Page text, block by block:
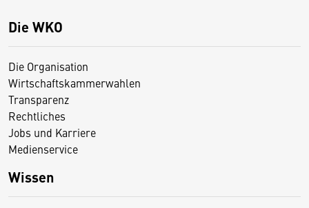
Die WKO
Die Organisation
Wirtschaftskammerwahlen
Transparenz
Rechtliches
Jobs und Karriere
Medienservice
Wissen